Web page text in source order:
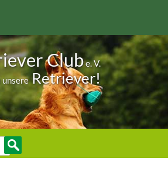
Clube. V.
unsereRetriever!